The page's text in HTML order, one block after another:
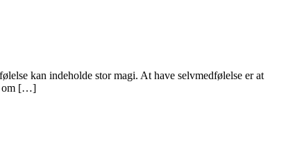
kan indeholde stor magi. At have selvmedfølelse er at
om […]